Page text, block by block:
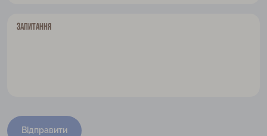
Запитання
Відправити